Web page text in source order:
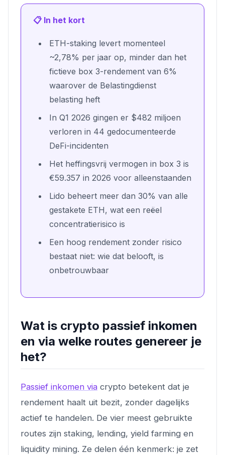
📋 In het kort
ETH-staking levert momenteel
~2,78% per jaar op, minder dan het
fictieve box 3-rendement van 6%
waarover de Belastingdienst
belasting heft
In Q1 2026 gingen er $482 miljoen
verloren in 44 gedocumenteerde
DeFi-incidenten
Het heffingsvrij vermogen in box 3 is
€59.357 in 2026 voor alleenstaanden
Lido beheert meer dan 30% van alle
gestakete ETH, wat een reëel
concentratierisico is
Een hoog rendement zonder risico
bestaat niet: wie dat belooft, is
onbetrouwbaar
Wat is crypto passief inkomen
en via welke routes genereer je
het?
Passief inkomen via crypto betekent dat je
rendement haalt uit bezit, zonder dagelijks
actief te handelen. De vier meest gebruikte
routes zijn staking, lending, yield farming en
liquidity mining. Ze delen één kenmerk: je zet